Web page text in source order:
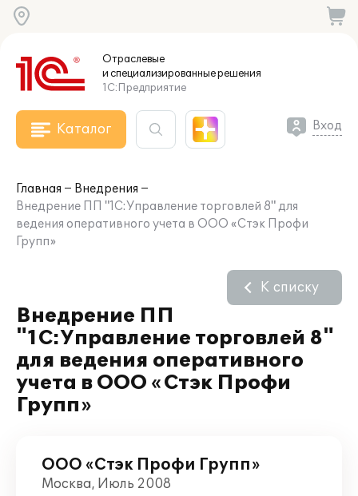
Отраслевые
и специализированныерешения
1С:Предприятие
Каталог Вход
Главная
Внедрения
Внедрение ПП "1С:Управление торговлей 8" для
ведения оперативного учета в ООО «Стэк Профи
Групп»
Внедрение ПП
"1С:Управление торговлей 8"
для ведения оперативного
учета в ООО «Стэк Профи
Групп»
К списку
ООО «Стэк Профи Групп»
Москва, Июль 2008